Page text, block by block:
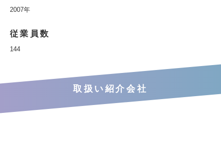
2007年
従業員数
144
取扱い紹介会社